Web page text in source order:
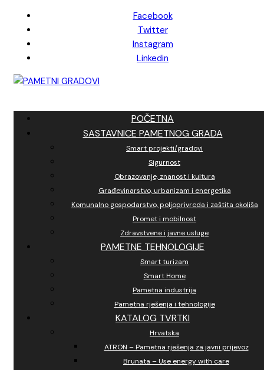
content
Facebook
Twitter
Instagram
Linkedin
POČETNA
SASTAVNICE PAMETNOG GRADA
Smart projekti/gradovi
Sigurnost
Obrazovanje, znanost i kultura
Građevinarstvo, urbanizam i energetika
Komunalno gospodarstvo, poljoprivreda i zaštita okoliša
Promet i mobilnost
Zdravstvene i javne usluge
PAMETNE TEHNOLOGIJE
Smart turizam
Smart Home
Pametna industrija
Pametna rješenja i tehnologije
KATALOG TVRTKI
Hrvatska
ATRON – Pametna rješenja za javni prijevoz
Brunata – Use energy with care